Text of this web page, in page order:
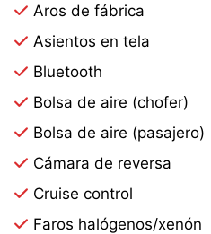
Aros de fábrica
Asientos en tela
Bluetooth
Bolsa de aire (chofer)
Bolsa de aire (pasajero)
Cámara de reversa
Cruise control
Faros halógenos/xenón